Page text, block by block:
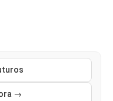
→